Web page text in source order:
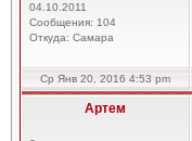
04.10.2011
Сообщения: 104
Откуда: Самара
Ср Янв 20, 2016 4:53 pm
Артем